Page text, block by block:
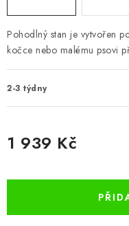
VÝPRODEJ
Vše o nákupu Info
Pohodlný stan je vytvořen
kočce nebo malému psovi
2-3 týdny
1 939 Kč